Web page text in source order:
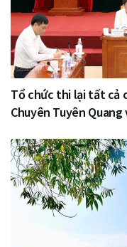
Tổ chức thi lại tất cả
Chuyên Tuyên Quang